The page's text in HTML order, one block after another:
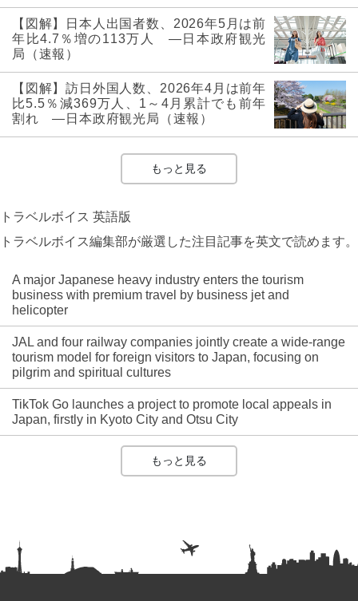
【図解】日本人出国者数、2026年5月は前
年比4.7％増の113万人 ―日本政府観光
局（速報）
【図解】訪日外国人数、2026年4月は前年
比5.5％減369万人、1～4月累計でも前年
割れ ―日本政府観光局（速報）
もっと見る
トラベルボイス 英語版
トラベルボイス編集部が厳選した注目記事を英文で読めます。
A major Japanese heavy industry enters the tourism
business with premium travel by business jet and
helicopter
JAL and four railway companies jointly create a wide-range
tourism model for foreign visitors to Japan, focusing on
pilgrim and spiritual cultures
TikTok Go launches a project to promote local appeals in
Japan, firstly in Kyoto City and Otsu City
もっと見る